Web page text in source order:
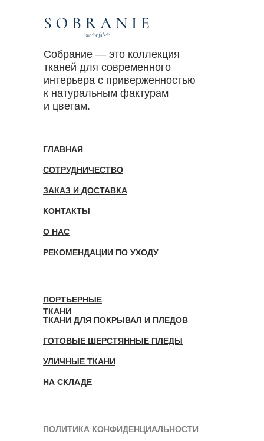
Собрание — это коллекция
тканей для современного
интерьера с приверженностью
к натуральным фактурам
и цветам.
ГЛАВНАЯ
СОТРУДНИЧЕСТВО
ЗАКАЗ И ДОСТАВКА
КОНТАКТЫ
О НАС
ПОЛИТИКА КОНФИДЕНЦИАЛЬНОСТИ
ПОРТЬЕРНЫЕ
ТКАНИ
ТКАНИ ДЛЯ ПОКРЫВАЛ И ПЛЕДОВ
ГОТОВЫЕ ШЕРСТЯННЫЕ ПЛЕДЫ
УЛИЧНЫЕ ТКАНИ
НА СКЛАДЕ
РЕКОМЕНДАЦИИ ПО УХОДУ